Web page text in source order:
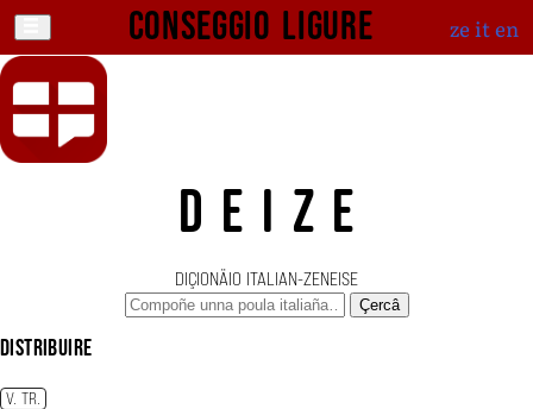
Conseggio ligure ze iten
DEIZE
DIÇIONÄIO ITALIAN-ZENEISE
Çercâ
distribuire
V. TR.